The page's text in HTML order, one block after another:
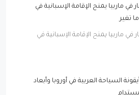
في ماربيا يمنح الإقامة الإسبانية في
ماربيا يمنح الإقامة الإسبانية في
ماربيا 2026 أيقونة السياحة العربية في أوروبا وأبعاد